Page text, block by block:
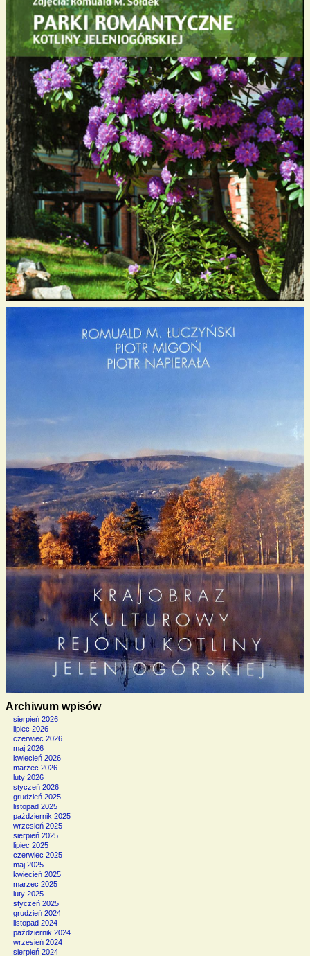
Archiwum wpisów
sierpień 2026
lipiec 2026
czerwiec 2026
maj 2026
kwiecień 2026
marzec 2026
luty 2026
styczeń 2026
grudzień 2025
listopad 2025
październik 2025
wrzesień 2025
sierpień 2025
lipiec 2025
czerwiec 2025
maj 2025
kwiecień 2025
marzec 2025
luty 2025
styczeń 2025
grudzień 2024
listopad 2024
październik 2024
wrzesień 2024
sierpień 2024